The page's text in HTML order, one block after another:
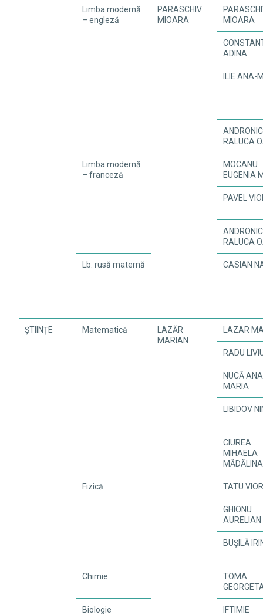
Limba modernă
– engleză
PARASCHIV
MIOARA
MIOARA
ADINA
ILIE ANA-
ANDRONIC
RALUCA
Limba modernă
– franceză
MOCANU
EUGENIA
PAVEL
ANDRONIC
RALUCA
Lb. rusă maternă CASIAN
ȘTIINȚE Matematică
LAZĂR
MARIAN
LAZAR
RADU
NUCĂ
MARIA
LIBIDOV
CIUREA
MIHAELA
MĂDĂLINA
Fizică TATU
GHIONU
AURELIAN
BUȘILĂ
Chimie
TOMA
Biologie
IFTIMIE